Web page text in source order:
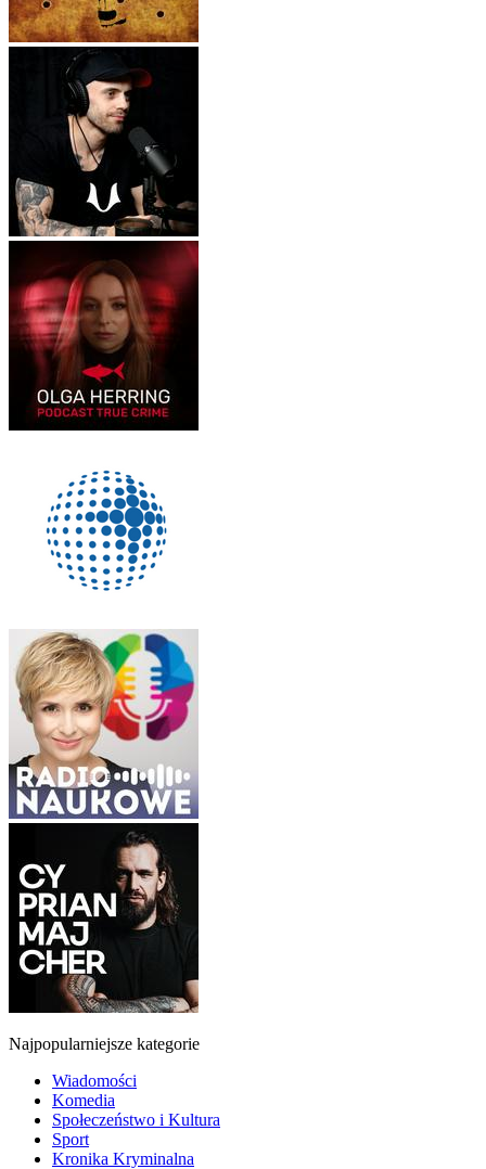
Najpopularniejsze kategorie
Wiadomości
Komedia
Społeczeństwo i Kultura
Sport
Kronika Kryminalna